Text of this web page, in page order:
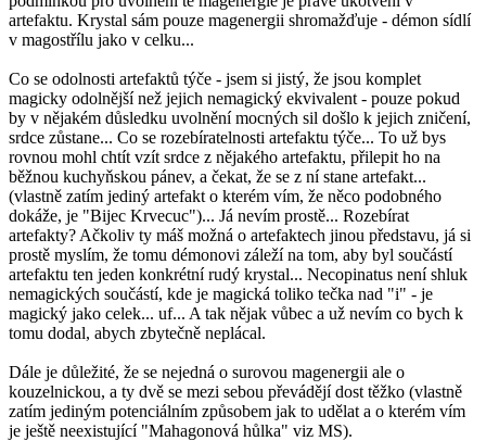
artefaktu. Krystal sám pouze magenergii shromažďuje - démon sídlí
v magostřílu jako v celku...
Co se odolnosti artefaktů týče - jsem si jistý, že jsou komplet
magicky odolnější než jejich nemagický ekvivalent - pouze pokud
by v nějakém důsledku uvolnění mocných sil došlo k jejich zničení,
srdce zůstane... Co se rozebíratelnosti artefaktu týče... To už bys
rovnou mohl chtít vzít srdce z nějakého artefaktu, přilepit ho na
běžnou kuchyňskou pánev, a čekat, že se z ní stane artefakt...
(vlastně zatím jediný artefakt o kterém vím, že něco podobného
dokáže, je "Bijec Krvecuc")... Já nevím prostě... Rozebírat
artefakty? Ačkoliv ty máš možná o artefaktech jinou představu, já si
prostě myslím, že tomu démonovi záleží na tom, aby byl součástí
artefaktu ten jeden konkrétní rudý krystal... Necopinatus není shluk
nemagických součástí, kde je magická toliko tečka nad "i" - je
magický jako celek... uf... A tak nějak vůbec a už nevím co bych k
tomu dodal, abych zbytečně neplácal.
Dále je důležité, že se nejedná o surovou magenergii ale o
kouzelnickou, a ty dvě se mezi sebou převádějí dost těžko (vlastně
zatím jediným potenciálním způsobem jak to udělat a o kterém vím
je ještě neexistující "Mahagonová hůlka" viz MS).